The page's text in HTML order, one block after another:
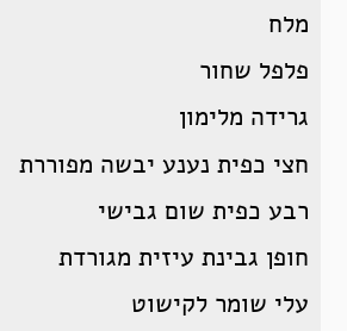
מלח
פלפל שחור
גרידה מלימון
חצי כפית נענע יבשה מפוררת
רבע כפית שום גבישי
חופן גבינת עיזית מגורדת
עלי שומר לקישוט